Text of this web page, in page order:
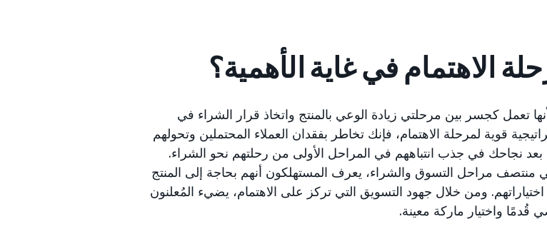
الاهتمام في غاية الأهمية؟
تعمل كجسر بين مرحلتي زيادة الوعي بالمنتج واتخاذ قرار الشراء في
قوية لمرحلة الاهتمام، فإنك تخاطر بفقدان العملاء المحتملين وتحولهم
بعد نجاحك في جذب انتباههم في المراحل الأولى من رحلتهم نحو الشراء.
منتصف مراحل التسوق والشراء، يعرف المستهلكون أنهم بحاجة إلى المنتج
ومن خلال جهود التسويق التي تركز على الاهتمام، يضيء المُعلنون
قُدمًا واختيار ماركة معينة.